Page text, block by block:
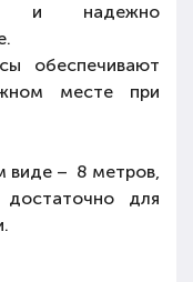
и надежно
.
обеспечивают
месте при
виде – 8 метров,
для
.